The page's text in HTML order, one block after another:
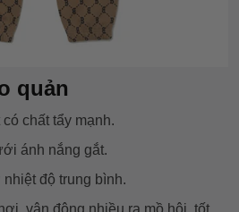
quản
chất tẩy mạnh.
ánh nắng gắt.
độ trung bình.
vận động nhiều ra mồ hôi, tốt